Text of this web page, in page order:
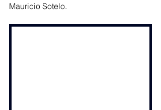
Mauricio Sotelo.